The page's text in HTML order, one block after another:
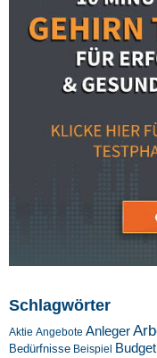
Schlagwörter
Aktie Angebote Anleger
Bedürfnisse Beispiel Budget